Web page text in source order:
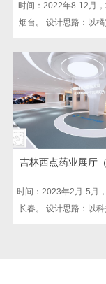
时间：2022年8-12月
烟台。 设计思路：以橘黄色为主色
新的品牌形象。通过图
多媒体等形式，展示
程、企业文化与核心
布局现代简约，营造
力的展示氛围，让参
银行的独特魅力
吉林西点药业展厅（
时间：2023年2月-5月
长春。 设计思路：以科技为核心，